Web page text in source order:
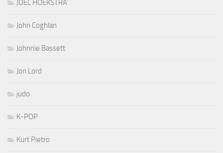
JOEL HOEKSTRA
John Coghlan
Johnnie Bassett
Jon Lord
judo
K-POP
Kurt Pietro